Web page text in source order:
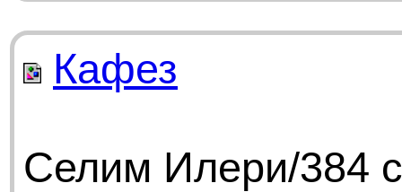
Кафез
Селим Илери/384